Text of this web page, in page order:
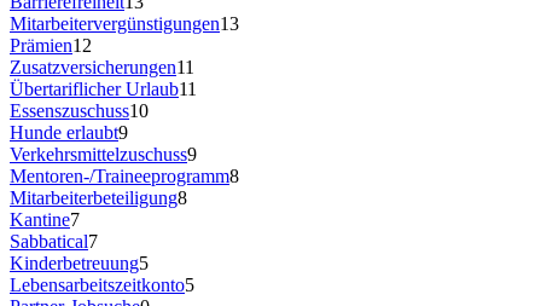
Mitarbeitervergünstigungen13
Prämien12
Zusatzversicherungen11
Übertariflicher Urlaub11
Essenszuschuss10
Hunde erlaubt9
Verkehrsmittelzuschuss9
Mentoren-/Traineeprogramm8
Mitarbeiterbeteiligung8
Kantine7
Sabbatical7
Kinderbetreuung5
Lebensarbeitszeitkonto5